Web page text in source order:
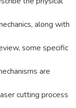
along with
some specific
are
cutting process